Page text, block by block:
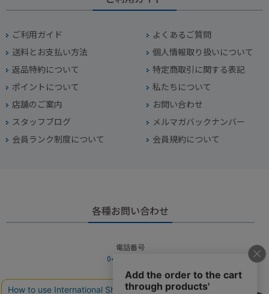
ご利用ガイド
よくあるご質問
送料とお支払い方法
個人情報取り扱いについて
返品特約について
特定商取引に関する表記
ポイントについて
私たちについて
店舗のご案内
お問い合わせ
スタッフブログ
メルマガバックナンバー
会員ランク制度について
会員規約について
各種お問い合わせ
電話番号
045-949-2451
営業時間
10：00～19：00